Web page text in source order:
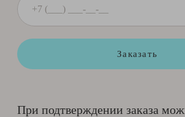
Заказать
При подтверждении заказа